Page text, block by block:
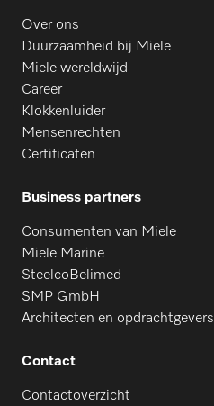
Over ons
Duurzaamheid bij Miele
Miele wereldwijd
Career
Klokkenluider
Mensenrechten
Certificaten
Business partners
Consumenten van Miele
Miele Marine
SteelcoBelimed
SMP GmbH
Architecten en opdrachtgevers
Contact
Contactoverzicht